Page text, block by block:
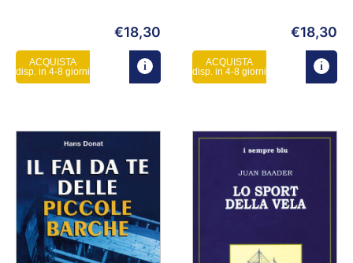
€18,30
ACQUISTA
disp. in 4-8 giorni
€18,30
ACQUISTA
disp. in 4-8 giorni